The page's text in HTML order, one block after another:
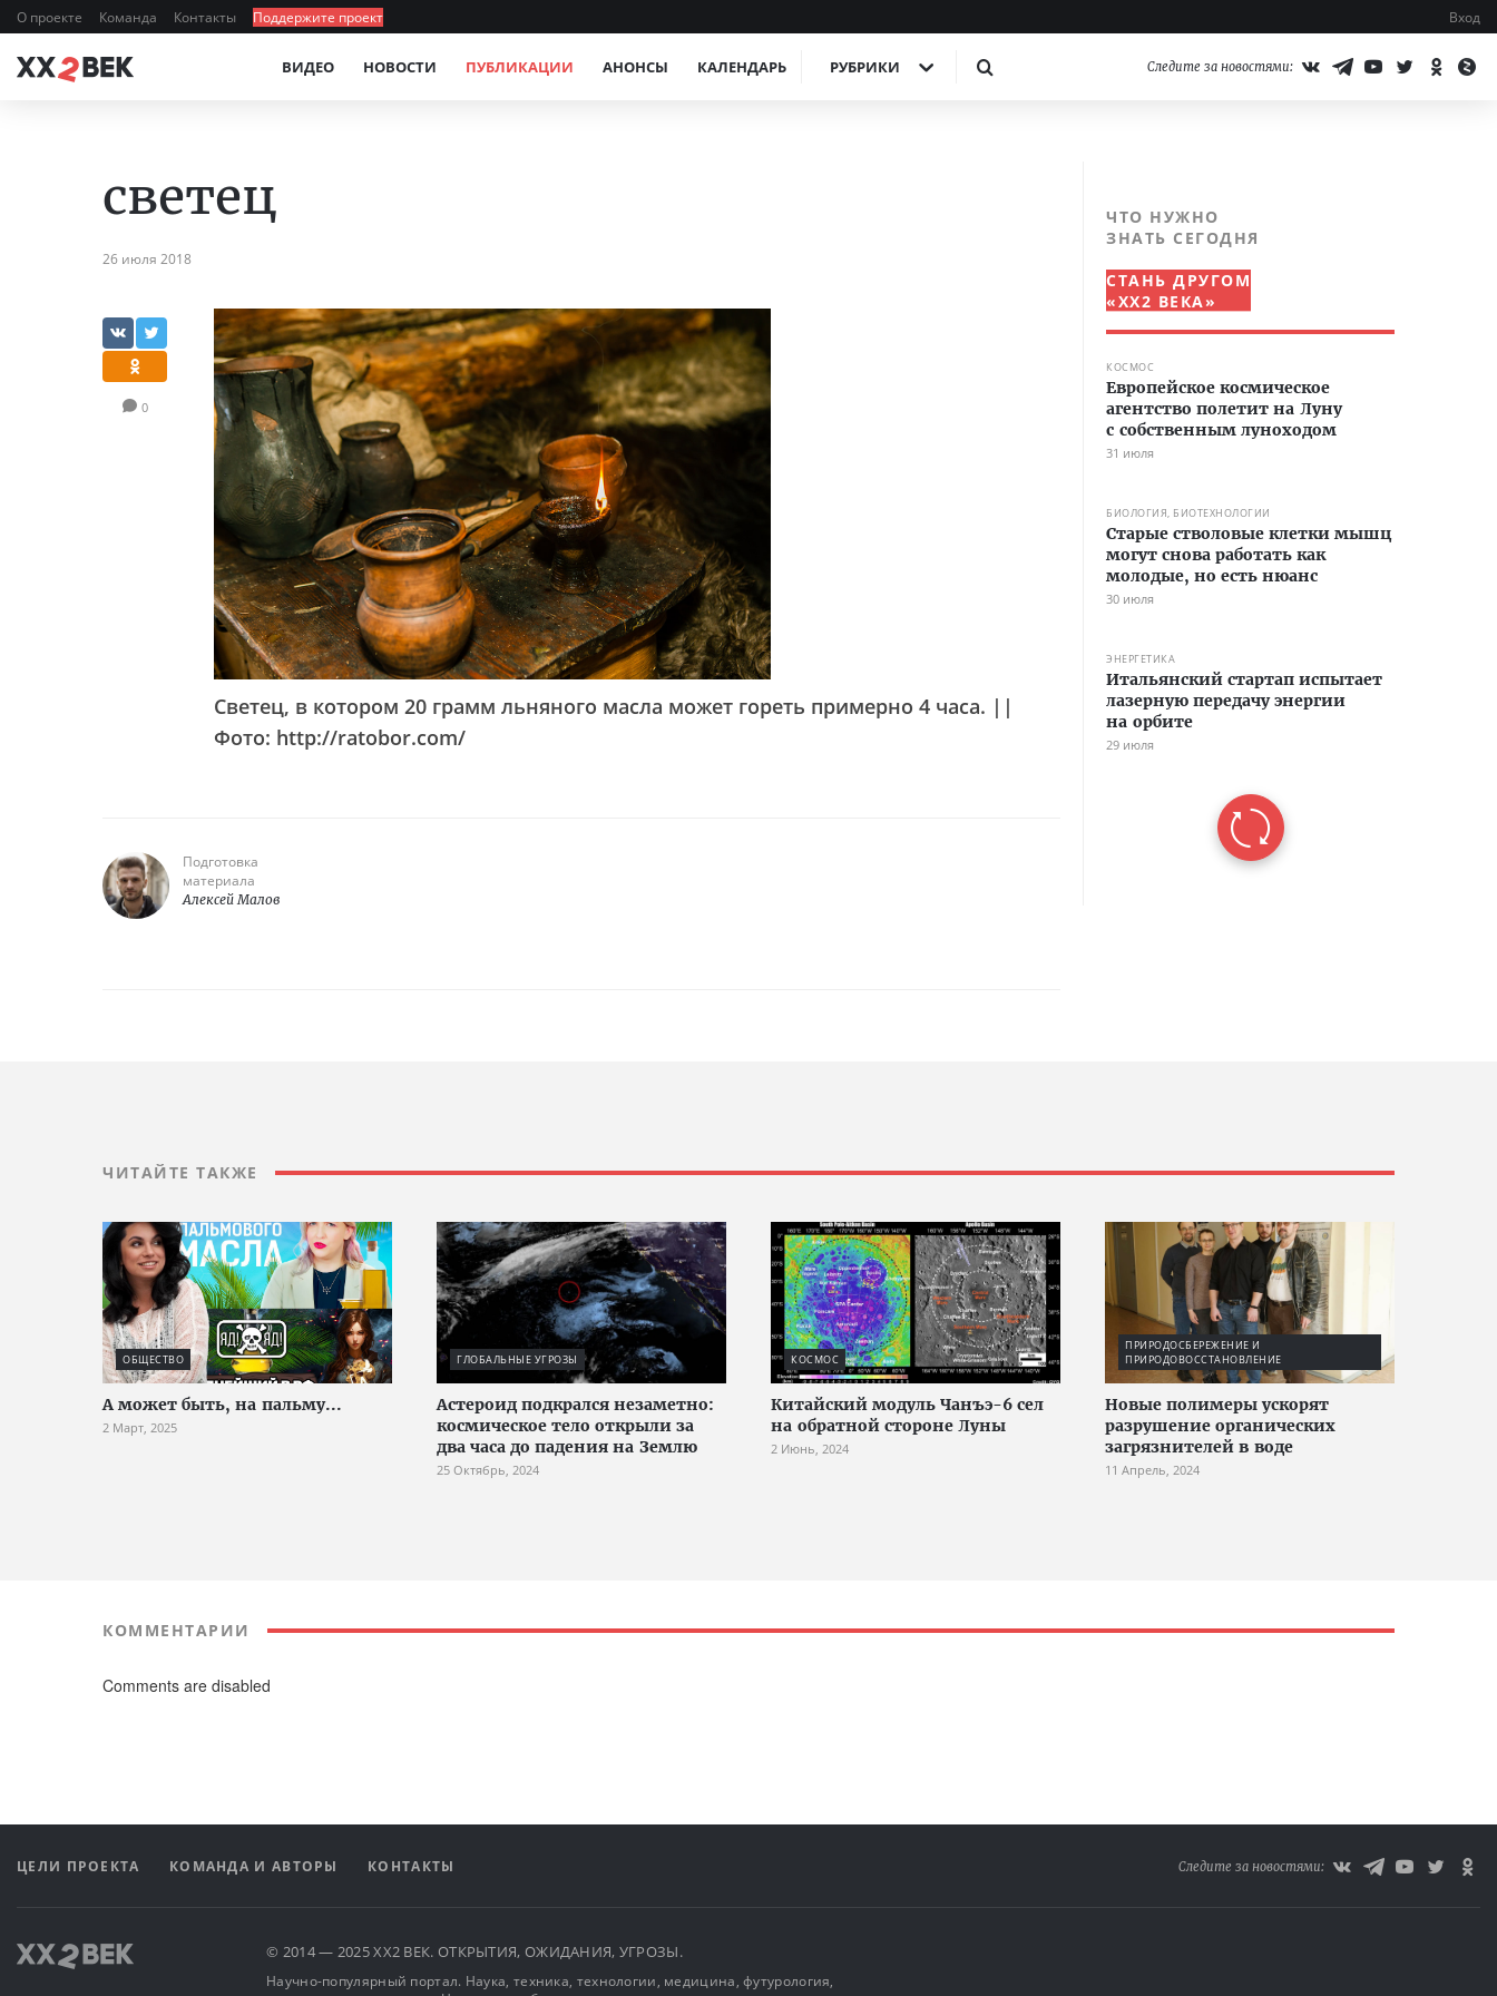
О проекте Команда Контакты Поддержите проект Вход
ВИДЕО НОВОСТИ ПУБЛИКАЦИИ АНОНСЫ КАЛЕНДАРЬ РУБРИКИ Следите за новостями:
светец
26 июля 2018
0
Светец, в котором 20 грамм льняного масла может гореть примерно 4 часа. ||
Фото: http://ratobor.com/
Подготовка
материала
Алексей Малов
ЧТО НУЖНО
ЗНАТЬ СЕГОДНЯ
СТАНЬ ДРУГОМ
«XX2 ВЕКА»
КОСМОС
Европейское космическое
агентство полетит на Луну
с собственным луноходом
31 июля
БИОЛОГИЯ, БИОТЕХНОЛОГИИ
Старые стволовые клетки мышц
могут снова работать как
молодые, но есть нюанс
30 июля
ЭНЕРГЕТИКА
Итальянский стартап испытает
лазерную передачу энергии
на орбите
29 июля
ЧИТАЙТЕ ТАКЖЕ
ОБЩЕСТВО
А может быть, на пальму...
2 Март, 2025
ГЛОБАЛЬНЫЕ УГРОЗЫ
Астероид подкрался незаметно:
космическое тело открыли за
два часа до падения на Землю
25 Октябрь, 2024
КОСМОС
Китайский модуль Чанъэ-6 сел
на обратной стороне Луны
2 Июнь, 2024
ПРИРОДОСБЕРЕЖЕНИЕ И
ПРИРОДОВОССТАНОВЛЕНИЕ
Новые полимеры ускорят
разрушение органических
загрязнителей в воде
11 Апрель, 2024
КОММЕНТАРИИ
Comments are disabled
ЦЕЛИ ПРОЕКТА КОМАНДА И АВТОРЫ КОНТАКТЫ Следите за новостями:
© 2014 — 2025 XX2 ВЕК. ОТКРЫТИЯ, ОЖИДАНИЯ, УГРОЗЫ.
Научно-популярный портал. Наука, техника, технологии, медицина, футурология,